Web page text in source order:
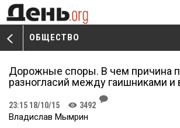
ОБЩЕСТВО
W
Дорожные споры. В чем причина
разногласий между гаишниками и
23:15 18/10/15 K 3492
J
Владислав Мымрин